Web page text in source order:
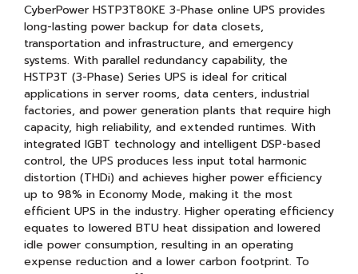
CyberPower HSTP3T80KE 3-Phase online UPS provides
long-lasting power backup for data closets,
transportation and infrastructure, and emergency
systems. With parallel redundancy capability, the
HSTP3T (3-Phase) Series UPS is ideal for critical
applications in server rooms, data centers, industrial
factories, and power generation plants that require high
capacity, high reliability, and extended runtimes. With
integrated IGBT technology and intelligent DSP-based
control, the UPS produces less input total harmonic
distortion (THDi) and achieves higher power efficiency
up to 98% in Economy Mode, making it the most
efficient UPS in the industry. Higher operating efficiency
equates to lowered BTU heat dissipation and lowered
idle power consumption, resulting in an operating
expense reduction and a lower carbon footprint. To